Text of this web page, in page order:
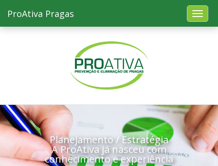
ProAtiva Pragas
Planejamento / Estratégia
A ProAtiva já nasceu com
conhecimento e experiência